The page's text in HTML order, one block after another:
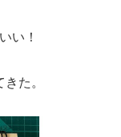
い！
た。